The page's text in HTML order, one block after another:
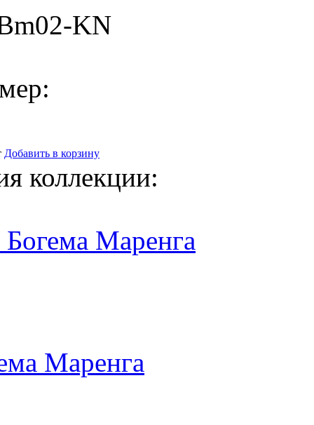
KN
Добавить в корзину
коллекции:
Маренга
Маренга